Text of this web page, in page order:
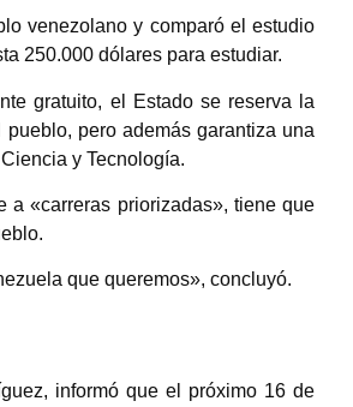
venezolano y comparó el estudio
250.000 dólares para estudiar.
gratuito, el Estado se reserva la
pero además garantiza una
y Tecnología.
a «carreras priorizadas», tiene que
que queremos», concluyó.
informó que el próximo 16 de